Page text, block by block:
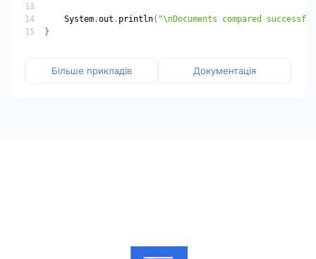
System .out . println( "\nDocuments compared
Більше прикладів Документація